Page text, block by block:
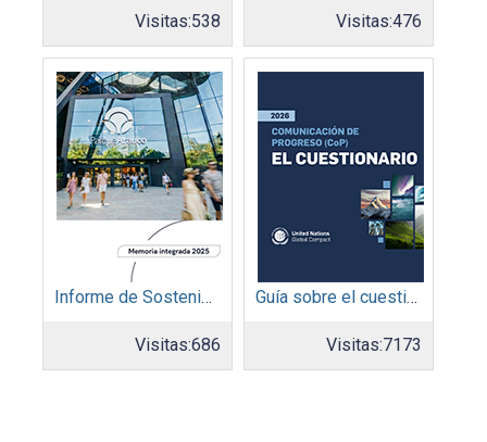
Visitas:538 Visitas:476
Informe de Sostenibilidad 2025: Parque Arauco
Visitas:686
Guía sobre el cuestionario: Comunicación de Progreso
Visitas:7173